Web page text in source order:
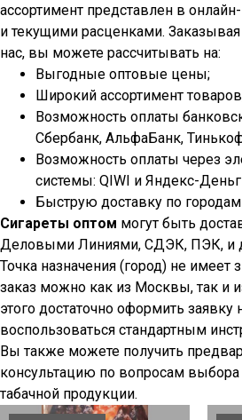
ассортимент представлен в
и текущими расценками.
нас, вы можете рассчитывать на:
Выгодные оптовые цены;
Широкий ассортимент
Возможность оплаты
Сбербанк, АльфаБанк,
Возможность оплаты через
системы: QIWI и Яндекс-
Быструю доставку по
Сигареты оптом могут быть
Деловыми Линиями, СДЭК, ПЭК, и
Точка назначения (город) не имеет
заказ можно как из Москвы, так и
этого достаточно оформить заявку
воспользоваться стандартным
Вы также можете получить
консультацию по вопросам выбора
табачной продукции.